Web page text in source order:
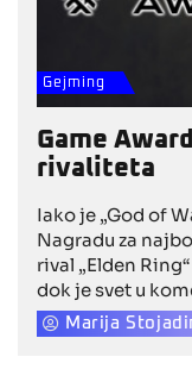
Gejming
Game
rivaliteta
Iako je „God of
Nagradu za
rival „Elden
dok je svet u
George R. R.
Marija